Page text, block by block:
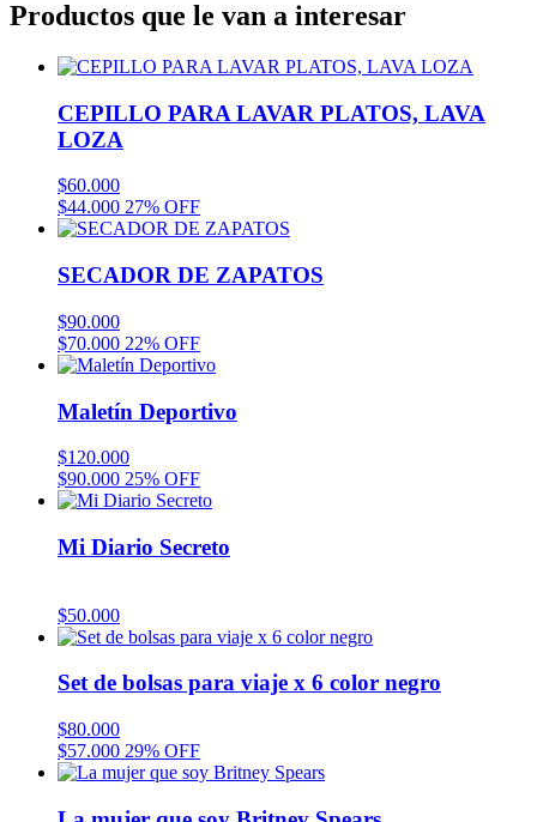
Productos que le van a interesar
CEPILLO PARA LAVAR PLATOS, LAVA
LOZA
$60.000
$44.000 27% OFF
SECADOR DE ZAPATOS
$90.000
$70.000 22% OFF
Maletín Deportivo
$120.000
$90.000 25% OFF
Mi Diario Secreto
$50.000
Set de bolsas para viaje x 6 color negro
$80.000
$57.000 29% OFF